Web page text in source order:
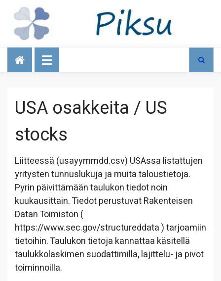
Talous
USA osakkeita / US
stocks
Liitteessä (usayymmdd.csv) USAssa listattujen
yritysten tunnuslukuja ja muita taloustietoja.
Pyrin päivittämään taulukon tiedot noin
kuukausittain. Tiedot perustuvat Rakenteisen
Datan Toimiston (
https://www.sec.gov/structureddata ) tarjoamiin
tietoihin. Taulukon tietoja kannattaa käsitellä
taulukkolaskimen suodattimilla, lajittelu- ja pivot
toiminnoilla.